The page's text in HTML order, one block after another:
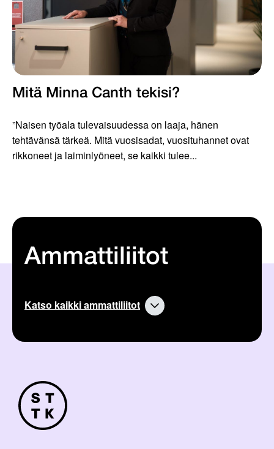
Mitä Minna Canth tekisi?
”Naisen työala tulevaisuudessa on laaja, hänen
tehtävänsä tärkeä. Mitä vuosisadat, vuosituhannet ovat
rikkoneet ja laiminlyöneet, se kaikki tulee...
Ammattiliitot
Katso kaikki ammattiliitot